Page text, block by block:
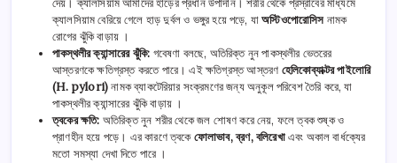
দেয়। ক্যালসিয়াম আমাদের হাড়ের প্রধান উপাদান। শরীর থেকে প্রস্রাবের মাধ্যমে
ক্যালসিয়াম বেরিয়ে গেলে হাড় দুর্বল ও ভঙ্গুর হয়ে পড়ে, যাঅস্টিওপোরোসিসনামক
রোগের ঝুঁকি বাড়ায় ।
পাকস্থলীর ক্যান্সারের ঝুঁকি: গবেষণা বলছে, অতিরিক্ত নুন পাকস্থলীর ভেতরের
আস্তরণকে ক্ষতিগ্রস্ত করতে পারে। এই ক্ষতিগ্রস্ত আস্তরণ হেলিকোব্যাক্টর পাইলোরি
(H. pylori)নামক ব্যাকটেরিয়ার সংক্রমণের জন্য অনুকূল পরিবেশ তৈরি করে, যা
পাকস্থলীর ক্যান্সারের ঝুঁকি বাড়ায় ।
ত্বকের ক্ষতি: অতিরিক্ত নুন শরীর থেকে জল শোষণ করে নেয়, ফলে ত্বক শুষ্ক ও
প্রাণহীন হয়ে পড়ে। এর কারণে ত্বকেফোলাভাব, ব্রণ, বলিরেখাএবং অকাল বার্ধক্যের
মতো সমস্যা দেখা দিতে পারে ।